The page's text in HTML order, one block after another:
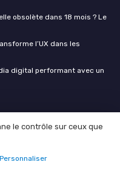
obsolète dans 18 mois ? Le
l’UX dans les
digital performant avec un
le contrôle sur ceux que
Personnaliser